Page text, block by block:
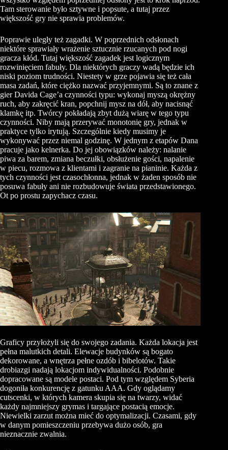
Tam sterowanie było sztywne i popsute, a tutaj przez
większość gry nie sprawia problemów.
Poprawie uległy też zagadki. W poprzednich odsłonach
niektóre sprawiały wrażenie sztucznie rzucanych pod nogi
gracza kłód. Tutaj większość zagadek jest logicznym
rozwinięciem fabuły. Dla niektórych graczy wadą będzie ich
niski poziom trudności. Niestety w grze pojawia się też cała
masa zadań, które ciężko nazwać przyjemnymi. Są to znane z
gier Davida Cage’a czynności typu: wykonaj myszą okrężny
ruch, aby zakręcić kran, popchnij mysz na dół, aby nacisnąć
klamkę itp. Twórcy pokładają zbyt dużą wiarę w tego typu
czynności. Niby mają przerywać monotonię gry, jednak w
praktyce tylko irytują. Szczególnie kiedy musimy je
wykonywać przez niemal godzinę. W jednym z etapów Dana
pracuje jako kelnerka. Do jej obowiązków należy: nalanie
piwa za barem, zmiana beczułki, obsłużenie gości, napalenie
w piecu, rozmowa z klientami i zagranie na pianinie. Każda z
tych czynności jest czasochłonna, jednak w żaden sposób nie
posuwa fabuły ani nie rozbudowuje świata przedstawionego.
Ot po prostu zapychacz czasu.
Graficy przyłożyli się do swojego zadania. Każda lokacja jest
pełna malutkich detali. Elewacje budynków są bogato
dekorowane, a wnętrza pełne ozdób i bibelotów. Takie
drobiazgi nadają lokacjom indywidualności. Podobnie
dopracowane są modele postaci. Pod tym względem Syberia
dogoniła konkurencję z gatunku AAA. Gdy oglądamy
cutscenki, w których kamera skupia się na twarzy, widać
każdy najmniejszy grymas i targające postacią emocje.
Niewielki zarzut można mieć do optymalizacji. Czasami, gdy
w danym pomieszczeniu przebywa dużo osób, gra
nieznacznie zwalnia.